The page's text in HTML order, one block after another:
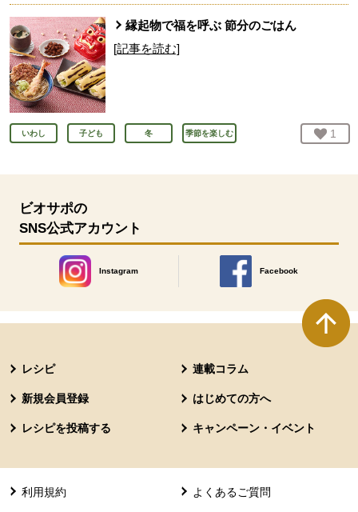
縁起物で福を呼ぶ 節分のごはん
[記事を読む]
いわし 子ども 冬 季節を楽しむ お気
1
ビオサポの
SNS公式アカウント
Instagram
別のウィンドウで開きます。
Facebook
別のウィンドウで開きます
レシピ 連載コラム
新規会員登録 はじめての方へ
レシピを投稿する キャンペーン・イベント
利用規約 よくあるご質問